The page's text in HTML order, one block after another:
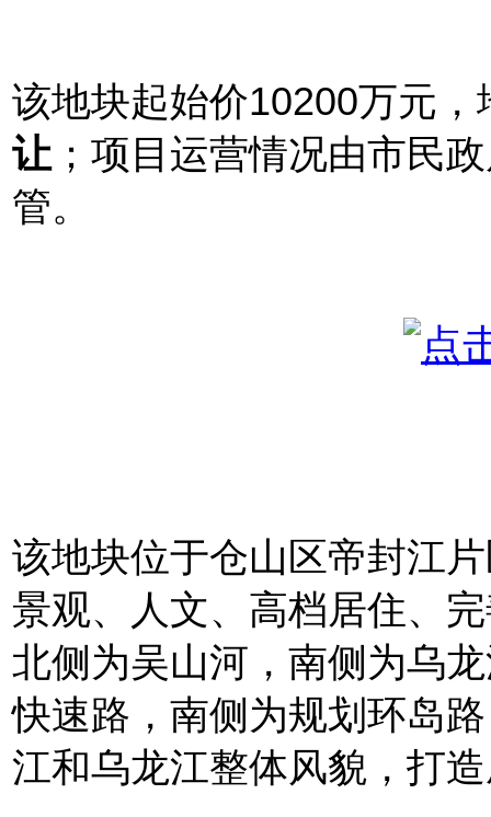
该地块起始价10200万元，
让 ；项目运营情况由市民
管。
该地块位于仓山区帝封江
景观、人文、高档居住、
北侧为吴山河，南侧为乌
快速路，南侧为规划环岛
江和乌龙江整体风貌，打